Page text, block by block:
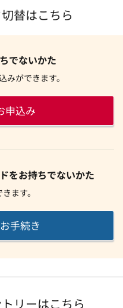
替はこちら
でないかた
みができます。
申込み
をお持ちでないかた
ます。
手続き
リーはこちら